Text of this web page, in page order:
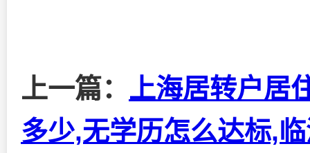
上一篇： 上海居转户居
多少,无学历怎么达标,